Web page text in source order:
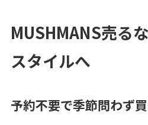
MUSHMANS売る
スタイルへ
予約不要で季節問わず